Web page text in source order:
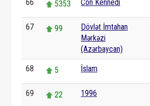
66 5353 Con Kennedi
67 99
Dövlət İmtahan
Mərkəzi
(Azərbaycan)
68 5 İslam
69 22 1996